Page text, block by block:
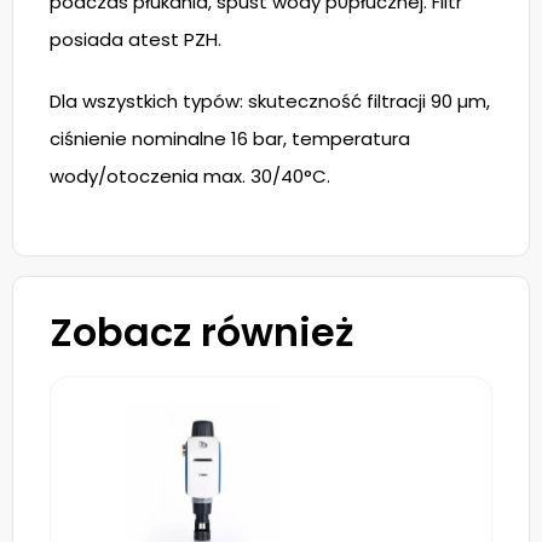
posiada atest PZH.
Dla wszystkich typów: skuteczność filtracji 90 µm,
ciśnienie nominalne 16 bar, temperatura
wody/otoczenia max. 30/40°C.
Zobacz również